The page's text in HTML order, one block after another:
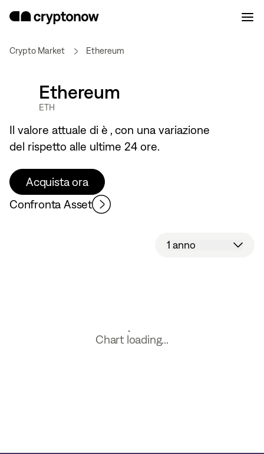
Crypto Market Ethereum
Ethereum
ETH
Il valore attuale di è , con una variazione
del rispetto alle ultime 24 ore.
Acquista ora
Confronta Asset
1 anno
Chart loading...